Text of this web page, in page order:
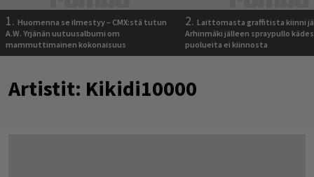
1. Huomenna se ilmestyy – CMX:stä tutun
A.W. Yrjänän uutuusalbumi om
mammuttimainen kokonaisuus
2. Laittomasta graffitista kiinni
Arhinmäki jälleen spraypullo
puolueita ei kiinnosta
Artistit: Kikidi10000